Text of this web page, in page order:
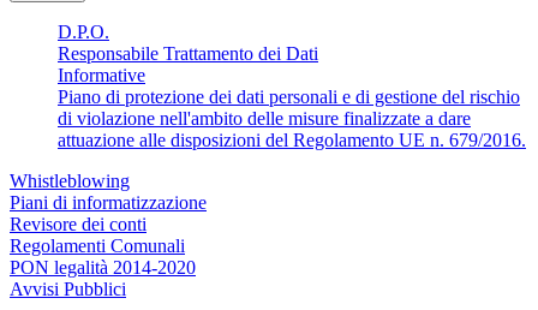
D.P.O.
Responsabile Trattamento dei Dati
Informative
Piano di protezione dei dati personali e di gestione del rischio
di violazione nell'ambito delle misure finalizzate a dare
attuazione alle disposizioni del Regolamento UE n. 679/2016.
Whistleblowing
Piani di informatizzazione
Revisore dei conti
Regolamenti Comunali
PON legalità 2014-2020
Avvisi Pubblici